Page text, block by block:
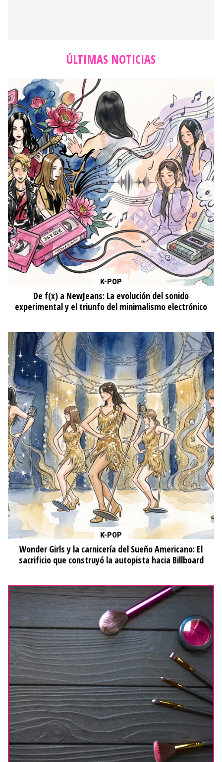
ÚLTIMAS NOTICIAS
K-POP
De f(x) a NewJeans: La evolución del sonido
experimental y el triunfo del minimalismo electrónico
K-POP
Wonder Girls y la carnicería del Sueño Americano: El
sacrificio que construyó la autopista hacia Billboard